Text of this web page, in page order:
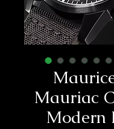
Mauriac
Modern